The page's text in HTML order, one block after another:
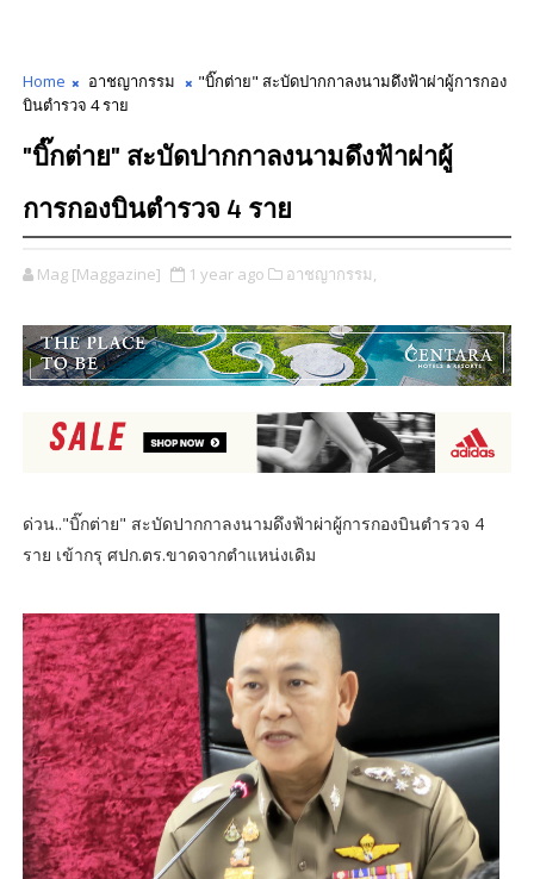
Home อาชญากรรม
"บิ๊กต่าย" สะบัดปากกาลงนามดึงฟ้าผ่าผู้การกอง
บินตำรวจ 4 ราย
"บิ๊กต่าย" สะบัดปากกาลงนามดึงฟ้าผ่าผู้
การกองบินตำรวจ 4 ราย
Mag [Maggazine] 1 year ago อาชญากรรม,
ด่วน.."บิ๊กต่าย" สะบัดปากกาลงนามดึงฟ้าผ่าผู้การกองบินตำรวจ 4
ราย เข้ากรุ ศปก.ตร.ขาดจากตำแหน่งเดิม